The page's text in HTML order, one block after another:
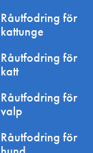
Råutfodring för
kattunge
Råutfodring för
katt
Råutfodring för
valp
Råutfodring för